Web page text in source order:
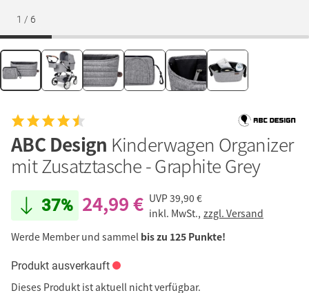
1 / 6
ABC Design Kinderwagen Organizer
mit Zusatztasche - Graphite Grey
37% 24,99 € UVP39,90 €
inkl. MwSt., zzgl. Versand
Werde Member und sammel bis zu 125 Punkte!
Produkt ausverkauft
Dieses Produkt ist aktuell nicht verfügbar.